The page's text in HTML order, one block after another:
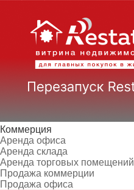
Коммерция
Аренда офиса
Аренда склада
Аренда торговых помещений
Продажа коммерции
Продажа офиса